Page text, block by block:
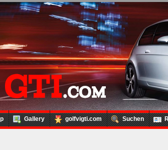
Gallery golfvigti.com Suchen